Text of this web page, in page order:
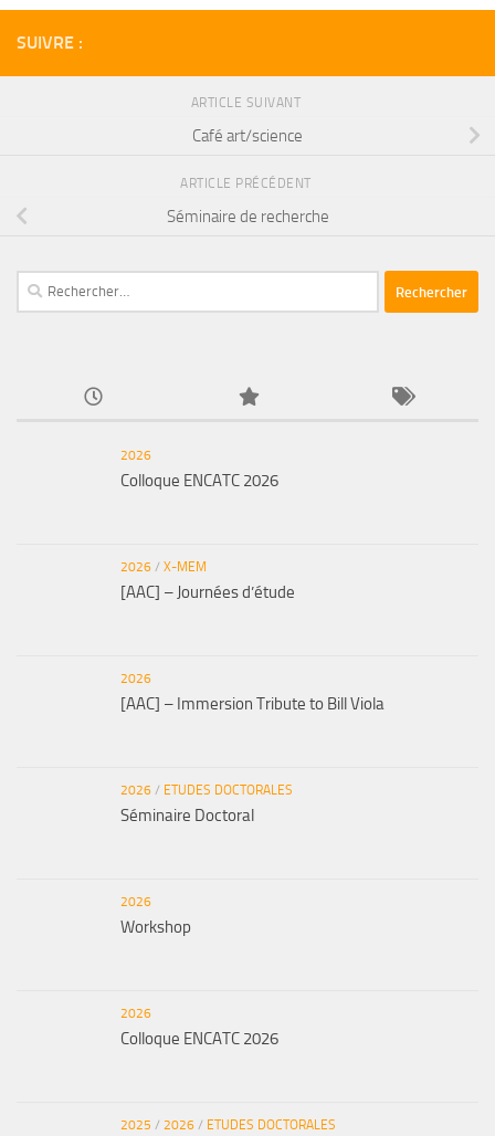
SUIVRE :
ARTICLE SUIVANT
Café art/science
ARTICLE PRÉCÉDENT
Séminaire de recherche
Rechercher :
2026
Colloque ENCATC 2026
2026 / X-MEM
[AAC] – Journées d’étude
2026
[AAC] – Immersion Tribute to Bill Viola
2026 / ETUDES DOCTORALES
Séminaire Doctoral
2026
Workshop
2026
Colloque ENCATC 2026
2025 / 2026 / ETUDES DOCTORALES